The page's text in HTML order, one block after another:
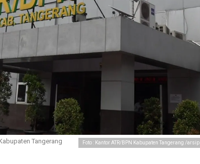
Tangerang Foto : Kantor ATR/BPN Kabupaten Tangerang /arsip